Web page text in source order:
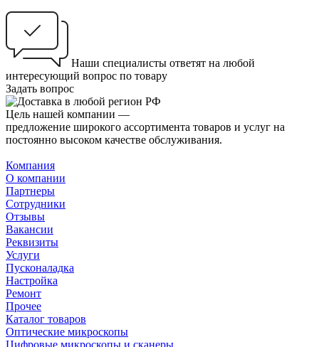
Наши специалисты ответят на любой
интересующий вопрос по товару
Задать вопрос
Цель нашей компании —
предложение широкого ассортимента товаров и услуг на
постоянно высоком качестве обслуживания.
Компания
О компании
Партнеры
Сотрудники
Отзывы
Вакансии
Реквизиты
Услуги
Пусконаладка
Настройка
Ремонт
Прочее
Каталог товаров
Оптические микроскопы
Цифровые микроскопы и сканеры